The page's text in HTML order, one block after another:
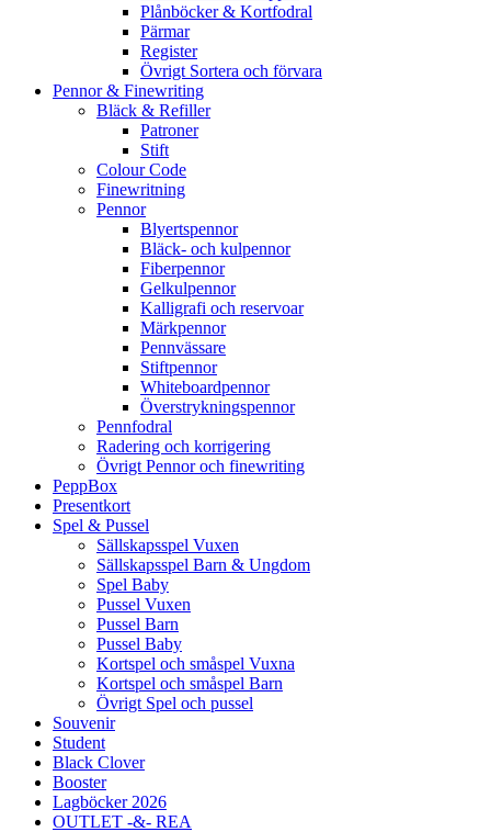
Plånböcker & Kortfodral
Pärmar
Register
Övrigt Sortera och förvara
Pennor & Finewriting
Bläck & Refiller
Patroner
Stift
Colour Code
Finewritning
Pennor
Blyertspennor
Bläck- och kulpennor
Fiberpennor
Gelkulpennor
Kalligrafi och reservoar
Märkpennor
Pennvässare
Stiftpennor
Whiteboardpennor
Överstrykningspennor
Pennfodral
Radering och korrigering
Övrigt Pennor och finewriting
PeppBox
Presentkort
Spel & Pussel
Sällskapsspel Vuxen
Sällskapsspel Barn & Ungdom
Spel Baby
Pussel Vuxen
Pussel Barn
Pussel Baby
Kortspel och småspel Vuxna
Kortspel och småspel Barn
Övrigt Spel och pussel
Souvenir
Student
Black Clover
Booster
Lagböcker 2026
OUTLET -&- REA